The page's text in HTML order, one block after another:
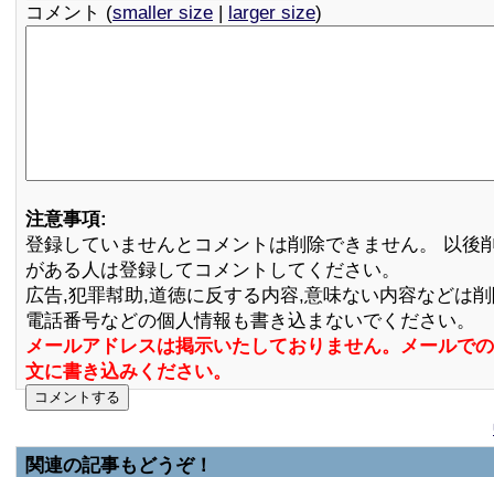
コメント (smaller size | larger size)
注意事項:
登録していませんとコメントは削除できません。 以後
がある人は登録してコメントしてください。
広告,犯罪幇助,道徳に反する内容,意味ない内容などは
電話番号などの個人情報も書き込まないでください。
メールアドレスは掲示いたしておりません。メールで
文に書き込みください。
関連の記事もどうぞ！